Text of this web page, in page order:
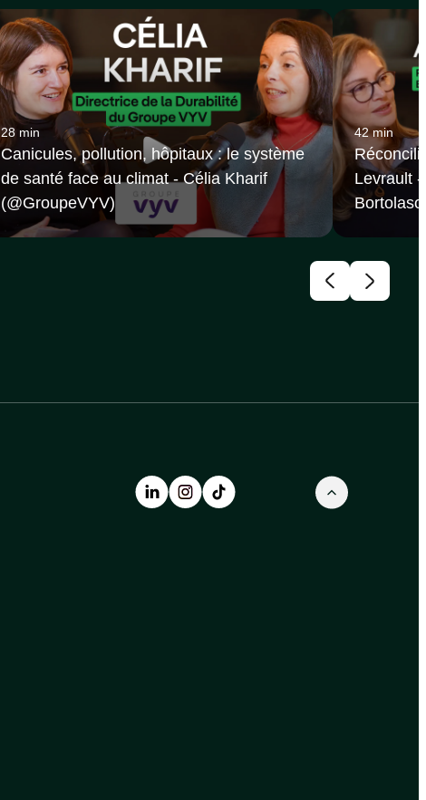
28 min
Canicules, pollution, hôpitaux : le système
de santé face au climat - Célia Kharif
(‪@GroupeVYV‬)
42 min
Levrault
Bortolaso